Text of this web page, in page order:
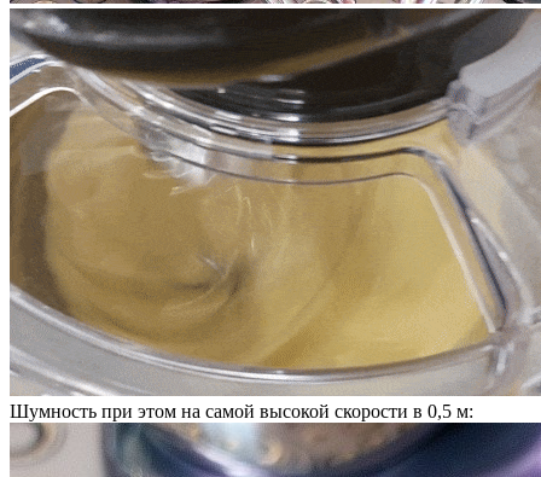
Шумность при этом на самой высокой скорости в 0,5 м: